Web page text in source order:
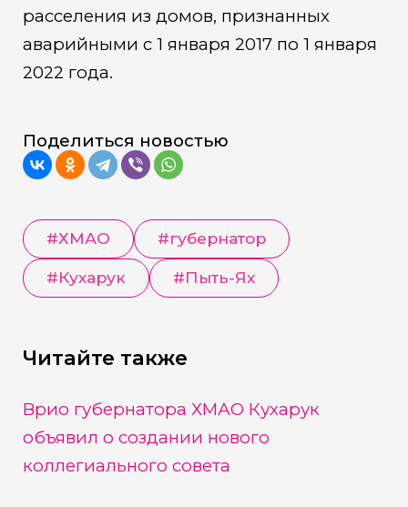
расселения из домов, признанных
аварийными с 1 января 2017 по 1 января
2022 года.
Поделиться новостью
#ХМАО #губернатор
#Кухарук #Пыть-Ях
Читайте также
Врио губернатора ХМАО Кухарук
объявил о создании нового
коллегиального совета